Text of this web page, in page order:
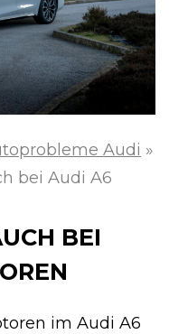
Audi »
bei Audi A6
BEI
im Audi A6